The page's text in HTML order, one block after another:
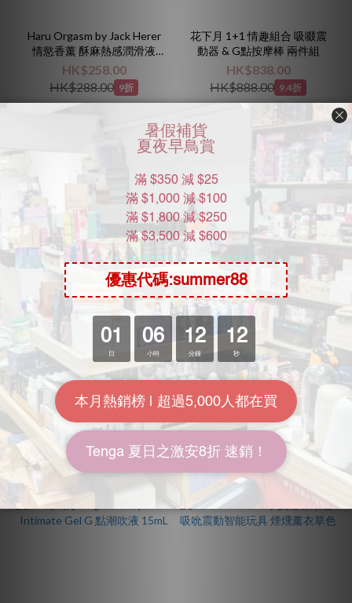
Haru Orgasm by Jack Herer
情慾香薰 酥麻熱感潤滑液
155ml
HK$258.00
HK$288.00 9折
花下月 1+1 情趣組合 吸啜震
動器 & G點按摩棒 兩件組
HK$838.00
HK$888.00 9.4折
新升級
力神 NMN 19800+ 男士逆天
回春丸 (60粒) (黑瑪卡+淫羊
藿配方)
HK$1,780.00
HK$2,280.00 7.8折
Orgie Dual Vibe! 口交專用
冰火震震高潮液 (Strawberry
Gin and Tonic 口味)
HK$238.00
HK$298.00
8折